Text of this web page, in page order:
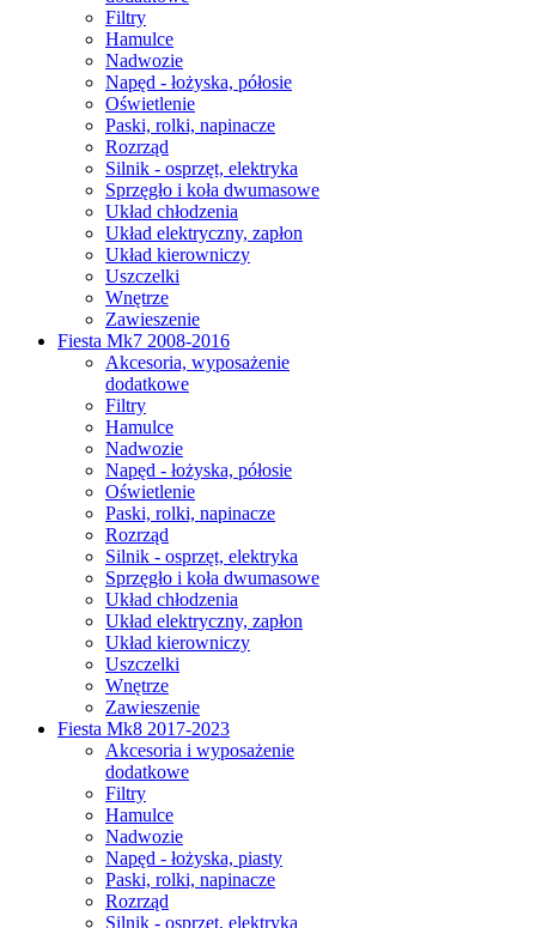
Filtry
Hamulce
Nadwozie
Napęd - łożyska, półosie
Oświetlenie
Paski, rolki, napinacze
Rozrząd
Silnik - osprzęt, elektryka
Sprzęgło i koła dwumasowe
Układ chłodzenia
Układ elektryczny, zapłon
Układ kierowniczy
Uszczelki
Wnętrze
Zawieszenie
Fiesta Mk7 2008-2016
Akcesoria, wyposażenie
dodatkowe
Filtry
Hamulce
Nadwozie
Napęd - łożyska, półosie
Oświetlenie
Paski, rolki, napinacze
Rozrząd
Silnik - osprzęt, elektryka
Sprzęgło i koła dwumasowe
Układ chłodzenia
Układ elektryczny, zapłon
Układ kierowniczy
Uszczelki
Wnętrze
Zawieszenie
Fiesta Mk8 2017-2023
Akcesoria i wyposażenie
dodatkowe
Filtry
Hamulce
Nadwozie
Napęd - łożyska, piasty
Paski, rolki, napinacze
Rozrząd
Silnik - osprzęt, elektryka